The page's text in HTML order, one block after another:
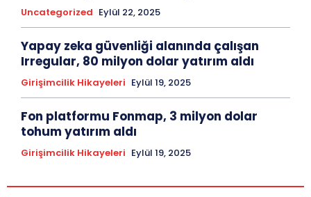
Uncategorized Eylül 22, 2025
Yapay zeka güvenliği alanında çalışan
Irregular, 80 milyon dolar yatırım aldı
Girişimcilik Hikayeleri Eylül 19, 2025
Fon platformu Fonmap, 3 milyon dolar
tohum yatırım aldı
Girişimcilik Hikayeleri Eylül 19, 2025